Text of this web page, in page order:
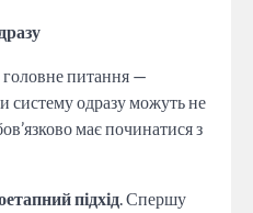
головне питання —
систему одразу можуть не
має починатися з
підхід. Спершу